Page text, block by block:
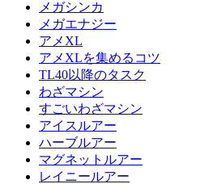
メガシンカ
メガエナジー
アメXL
アメXLを集めるコツ
TL40以降のタスク
わざマシン
すごいわざマシン
アイスルアー
ハーブルアー
マグネットルアー
レイニールアー